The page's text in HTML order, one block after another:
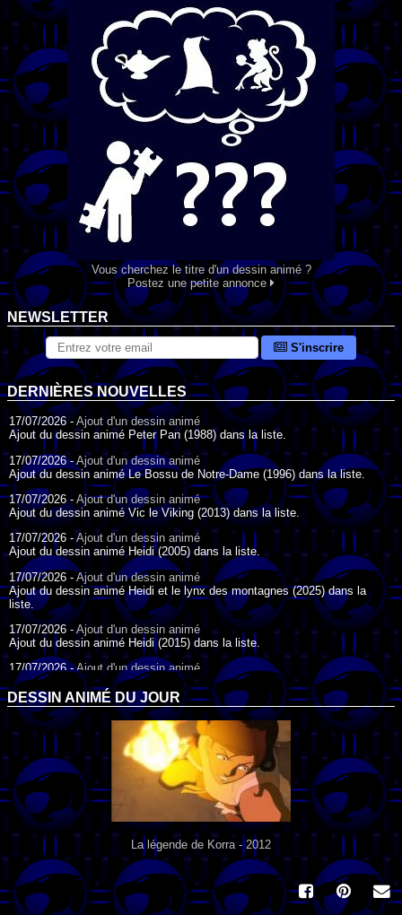
Vous cherchez le titre d'un dessin animé ?
Postez une petite annonce
NEWSLETTER
S'inscrire
DERNIÈRES NOUVELLES
17/07/2026 -Ajout d'un dessin animé
Ajout du dessin animé Peter Pan (1988) dans la liste.
17/07/2026 -Ajout d'un dessin animé
Ajout du dessin animé Le Bossu de Notre-Dame (1996) dans la liste.
17/07/2026 - Ajout d'un dessin animé
Ajout du dessin animé Vic le Viking (2013) dans la liste.
17/07/2026 - Ajout d'un dessin animé
Ajout du dessin animé Heidi (2005) dans la liste.
17/07/2026 - Ajout d'un dessin animé
Ajout du dessin animé Heidi et le lynx des montagnes (2025) dans la
liste.
17/07/2026 -Ajout d'un dessin animé
Ajout du dessin animé Heidi (2015) dans la liste.
17/07/2026 -Ajout d'un dessin animé
Ajout du dessin animé Heidi (1995) dans la liste.
09/07/2026 -Ajout d'un dessin animé
Ajout du dessin animé Genki l'Aventurier de la Chance (2006) dans la
liste.
04/07/2026 -
Ajout d'un dessin animé
Ajout du dessin animé Vilain Petit Canard (2000) dans la liste.
04/07/2026 -
Ajout d'un dessin animé
Ajout du dessin animé Le Noël du vilain petit canard (2003) dans la liste.
DESSIN ANIMÉ DU JOUR
La légende de Korra - 2012